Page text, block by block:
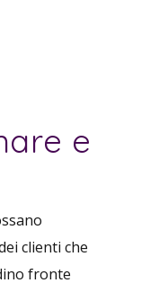
e
clienti che
fronte